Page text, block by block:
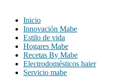
Inicio
Innovación Mabe
Estilo de vida
Hogares Mabe
Recetas By Mabe
Electrodomésticos haier
Servicio mabe